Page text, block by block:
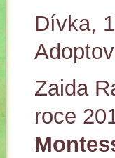
Dívka,
Zaida
roce